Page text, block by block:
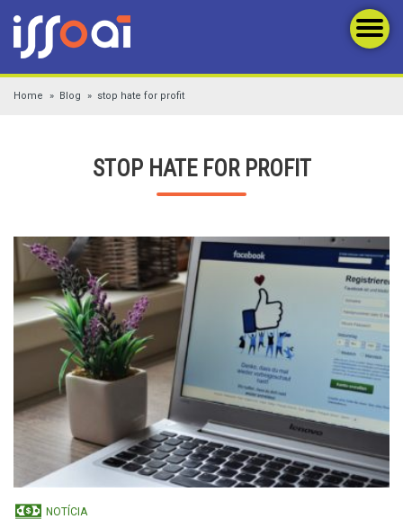
Home Blog stop hate for profit
STOP HATE FOR PROFIT
NOTÍCIA